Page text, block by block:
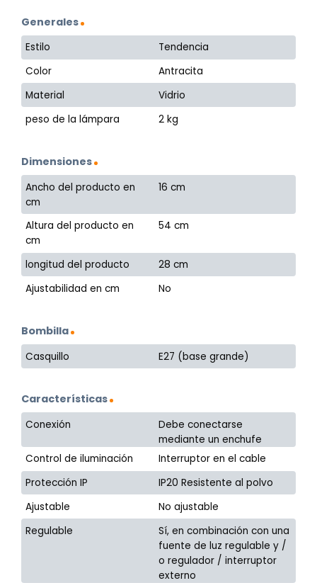
Generales
Estilo
Tendencia
Color
Antracita
Material
Vidrio
peso de la lámpara
2 kg
Dimensiones
Ancho del producto en
cm
16 cm
Altura del producto en
cm
54 cm
longitud del producto
28 cm
Ajustabilidad en cm
No
Bombilla
Casquillo E27 (base grande)
Características
Conexión
Debe conectarse
mediante un enchufe
Control de iluminación
Interruptor en el cable
Protección IP
IP20 Resistente al polvo
Ajustable
No ajustable
Regulable
Sí, en combinación con una
fuente de luz regulable y /
o regulador / interruptor
externo